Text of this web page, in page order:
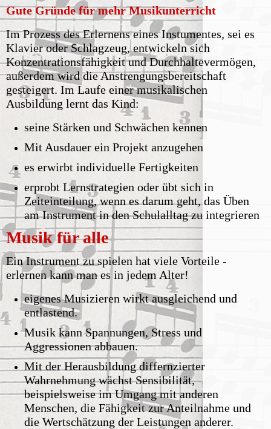
Gute Gründe für mehr Musikunterricht
Im Prozess des Erlernens eines Instumentes, sei es
Klavier oder Schlagzeug, entwickeln sich
Konzentrationsfähigkeit und Durchhaltevermögen,
außerdem wird die Anstrengungsbereitschaft
gesteigert. Im Laufe einer musikalischen
Ausbildung lernt das Kind:
seine Stärken und Schwächen kennen
Mit Ausdauer ein Projekt anzugehen
es erwirbt individuelle Fertigkeiten
erprobt Lernstrategien oder übt sich in
Zeiteinteilung, wenn es darum geht, das Üben
am Instrument in den Schulalltag zu integrieren
Musik für alle
Ein Instrument zu spielen hat viele Vorteile -
erlernen kann man es in jedem Alter!
eigenes Musizieren wirkt ausgleichend und
entlastend.
Musik kann Spannungen, Stress und
Aggressionen abbauen.
Mit der Herausbildung differnzierter
Wahrnehmung wächst Sensibilität,
beispielsweise im Umgang mit anderen
Menschen, die Fähigkeit zur Anteilnahme und
die Wertschätzung der Leistungen anderer.